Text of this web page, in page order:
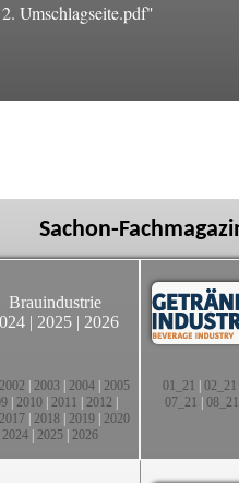
Umschlagseite.pdf"
Sachon-
Brauindustrie
| 2025 | 2026
2002 2003 2004 2005
2010 2011 2012
2017 2018 2019 2020
2024| 2025| 2026
01_21 02_21
07_21
08_21